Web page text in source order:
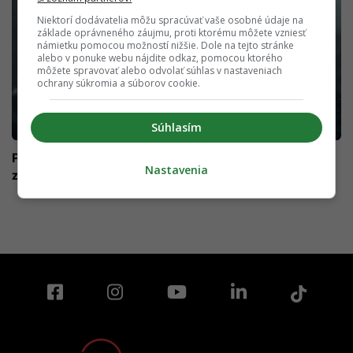
Podľa expertov sa šanca, že AI vyhubí ľudstvo „nedá
zanedbať“
Niektorí dodávatelia môžu spracúvať vaše osobné údaje na
základe oprávneného záujmu, proti ktorému môžete vzniesť
námietku pomocou možností nižšie. Dole na tejto stránke
alebo v ponuke webu nájdite odkaz, pomocou ktorého
môžete spravovať alebo odvolať súhlas v nastaveniach
ochrany súkromia a súborov cookie.
Súhlasím
Nastavenia